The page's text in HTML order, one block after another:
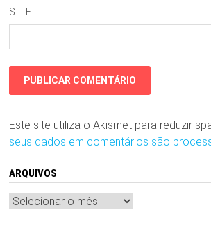
SITE
Este site utiliza o Akismet para reduzir
seus dados em comentários são
ARQUIVOS
Arquivos